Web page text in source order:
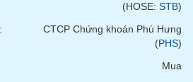
(HOSE: STB)
:
CTCP Chứng khoán Phú Hưng
(PHS)
Mua